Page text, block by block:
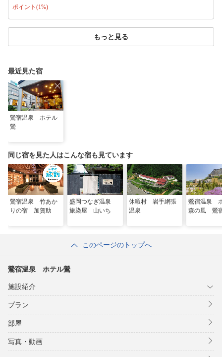
ポイント(1%)
もっと見る
最近見た宿
鶯宿温泉 ホテル
鶯
同じ宿を見た人はこんな宿も見ています
鶯宿温泉 竹あか
りの宿 加賀助
盛岡つなぎ温泉
旅染屋 山いち
休暇村 岩手網張
温泉
鶯宿温泉
森の風 鶯
このページのトップへ
鶯宿温泉 ホテル鶯
施設紹介
プラン
部屋
写真・動画